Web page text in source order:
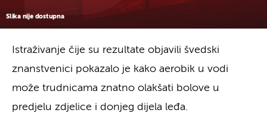
Slika nije dostupna
Istraživanje čije su rezultate objavili švedski
znanstvenici pokazalo je kako aerobik u vodi
može trudnicama znatno olakšati bolove u
predjelu zdjelice i donjeg dijela leđa.